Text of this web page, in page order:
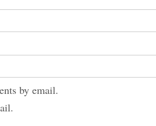
by email.